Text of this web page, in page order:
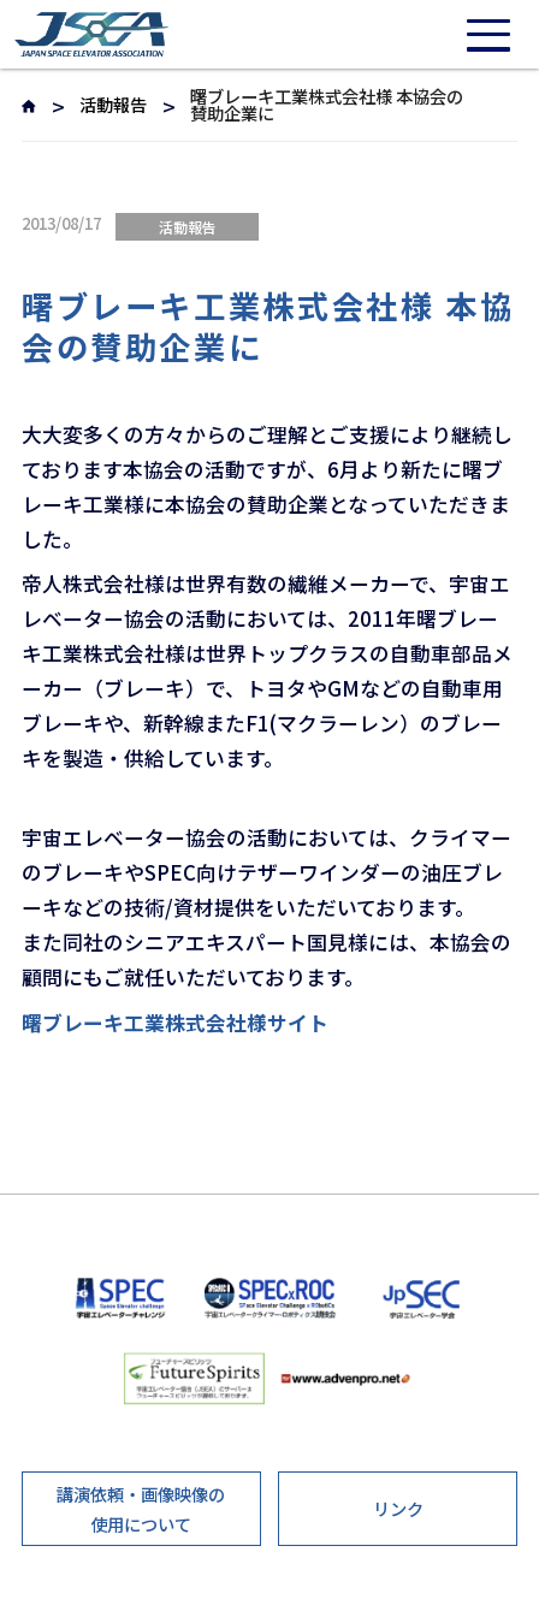
活動報告 曙ブレーキ工業株式会社様 本協会の
賛助企業に
2013/08/17 活動報告
曙ブレーキ工業株式会社様 本協
会の賛助企業に
大大変多くの方々からのご理解とご支援により継続し
ております本協会の活動ですが、6月より新たに曙ブ
レーキ工業様に本協会の賛助企業となっていただきま
した。
帝人株式会社様は世界有数の繊維メーカーで、宇宙エ
レベーター協会の活動においては、2011年曙ブレー
キ工業株式会社様は世界トップクラスの自動車部品メ
ーカー（ブレーキ）で、トヨタやGMなどの自動車用
ブレーキや、新幹線またF1(マクラーレン）のブレー
キを製造・供給しています。
宇宙エレベーター協会の活動においては、クライマー
のブレーキやSPEC向けテザーワインダーの油圧ブレ
ーキなどの技術/資材提供をいただいております。
また同社のシニアエキスパート国見様には、本協会の
顧問にもご就任いただいております。
曙ブレーキ工業株式会社様サイト
講演依頼・画像映像の
使用について
リンク